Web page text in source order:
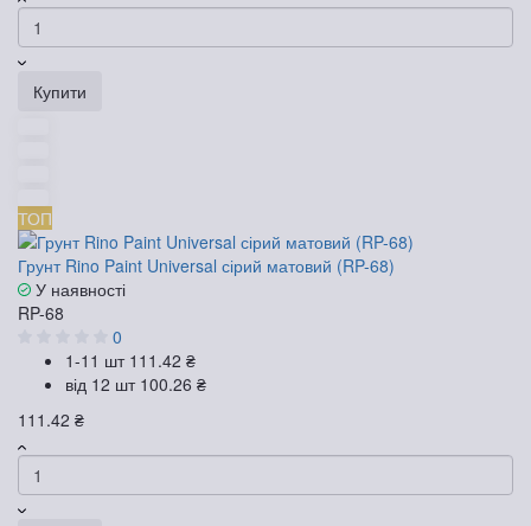
Купити
ТОП
Грунт Rino Paint Universal сірий матовий (RP-68)
У наявності
RP-68
0
1-11 шт 111.42 ₴
від 12 шт 100.26 ₴
111.42 ₴